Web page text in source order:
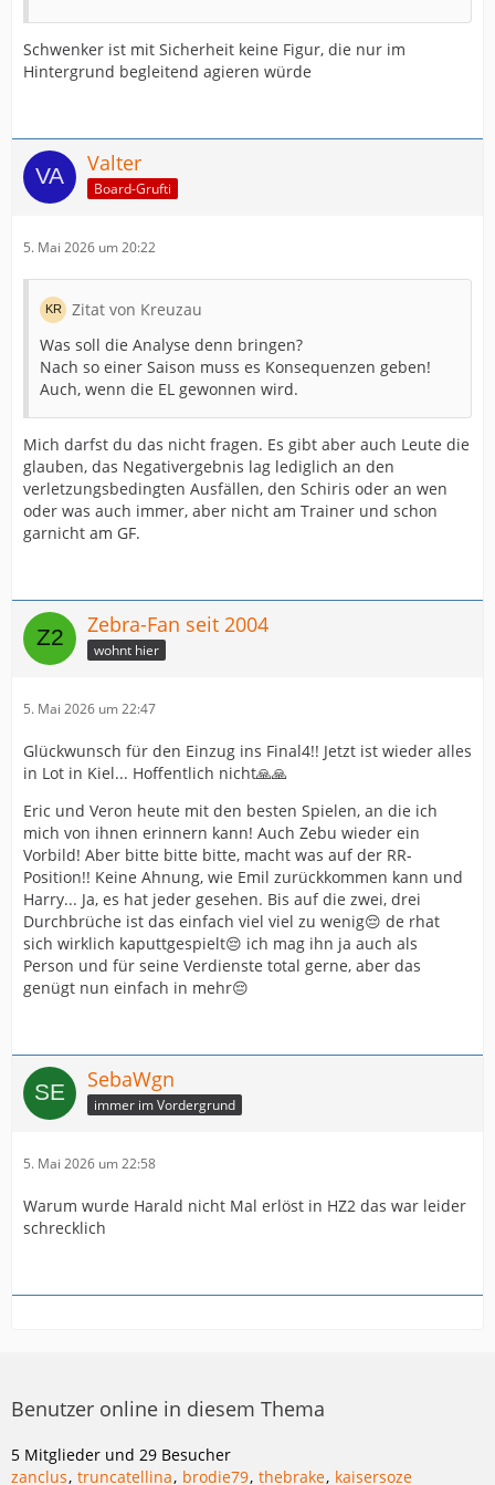
Schwenker ist mit Sicherheit keine Figur, die nur im
Hintergrund begleitend agieren würde
Valter
Board-Grufti
5. Mai 2026 um 20:22
Zitat von Kreuzau
Was soll die Analyse denn bringen?
Nach so einer Saison muss es Konsequenzen geben!
Auch, wenn die EL gewonnen wird.
Mich darfst du das nicht fragen. Es gibt aber auch Leute die
glauben, das Negativergebnis lag lediglich an den
verletzungsbedingten Ausfällen, den Schiris oder an wen
oder was auch immer, aber nicht am Trainer und schon
garnicht am GF.
Zebra-Fan seit 2004
wohnt hier
5. Mai 2026 um 22:47
Glückwunsch für den Einzug ins Final4!! Jetzt ist wieder alles
in Lot in Kiel... Hoffentlich nicht🙏🙏
Eric und Veron heute mit den besten Spielen, an die ich
mich von ihnen erinnern kann! Auch Zebu wieder ein
Vorbild! Aber bitte bitte bitte, macht was auf der RR-
Position!! Keine Ahnung, wie Emil zurückkommen kann und
Harry... Ja, es hat jeder gesehen. Bis auf die zwei, drei
Durchbrüche ist das einfach viel viel zu wenig😔 de rhat
sich wirklich kaputtgespielt😔 ich mag ihn ja auch als
Person und für seine Verdienste total gerne, aber das
genügt nun einfach in mehr😔
SebaWgn
immer im Vordergrund
5. Mai 2026 um 22:58
Warum wurde Harald nicht Mal erlöst in HZ2 das war leider
schrecklich
Benutzer online in diesem Thema
5 Mitglieder und 29 Besucher
zanclus truncatellina brodie79 thebrake kaisersoze